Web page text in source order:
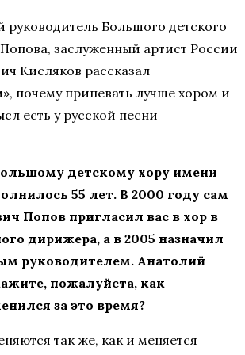
руководитель Большого детского
заслуженный артист России
Кисляков рассказал
почему припевать лучше хором и
есть у русской песни
детскому хору имени
55 лет. В 2000 году сам
Попов пригласил вас в хор в
дирижера, а в 2005 назначил
руководителем. Анатолий
пожалуйста, как
за это время?
так же, как и меняется